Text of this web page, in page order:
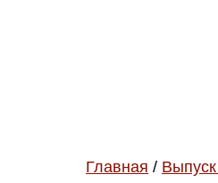
Главная /